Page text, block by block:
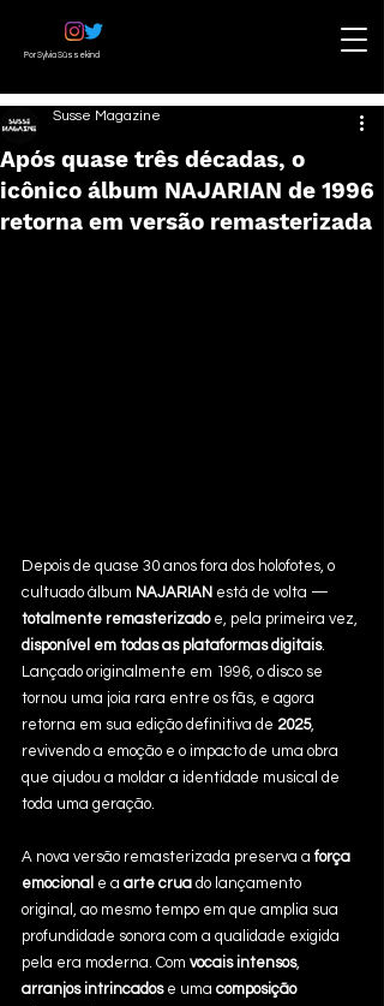
Por Sylvia Süssekind
Após quase três décadas, o
icônico álbum NAJARIAN de 1996
retorna em versão remasterizada
Susse Magazine
Depois de quase 30 anos fora dos holofotes, o
cultuado álbum NAJARIAN está de volta —
totalmente remasterizado e, pela primeira vez,
disponível em todas as plataformas digitais.
Lançado originalmente em 1996, o disco se
tornou uma joia rara entre os fãs, e agora
retorna em sua edição definitiva de 2025,
revivendo a emoção e o impacto de uma obra
que ajudou a moldar a identidade musical de
toda uma geração.
A nova versão remasterizada preserva a força
emocional e a arte crua do lançamento
original, ao mesmo tempo em que amplia sua
profundidade sonora com a qualidade exigida
pela era moderna. Com vocais intensos,
arranjos intrincados e uma composição